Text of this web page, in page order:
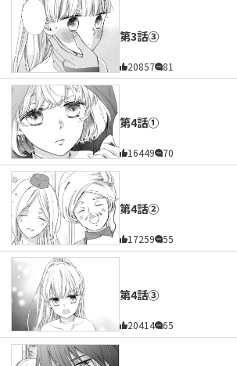
第3話③
20857 81
第4話①
16449 70
第4話②
17259 55
第4話③
20414 65